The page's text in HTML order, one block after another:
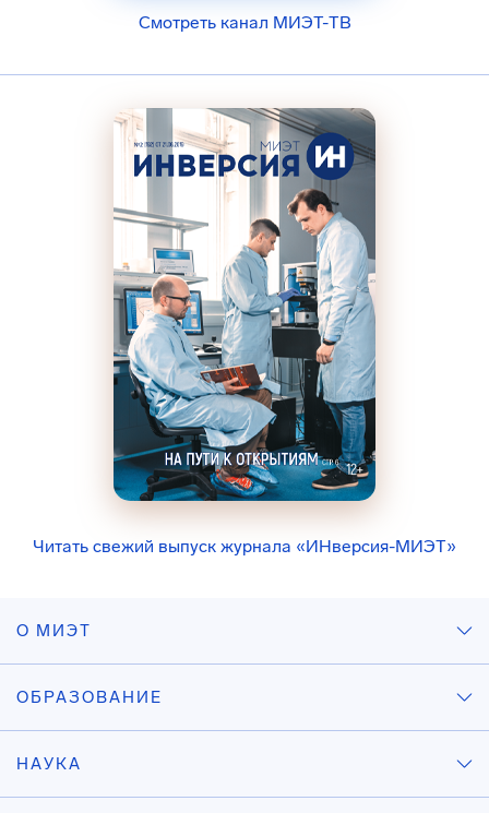
Смотреть канал МИЭТ-ТВ
Читать свежий выпуск журнала «ИНверсия-МИЭТ»
О МИЭТ
ОБРАЗОВАНИЕ
НАУКА